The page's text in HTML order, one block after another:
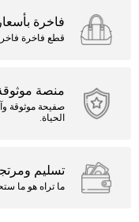
فاخرة
قطع فاخرة
منصة
الحياة.
تسليم
ما تراه هو ما